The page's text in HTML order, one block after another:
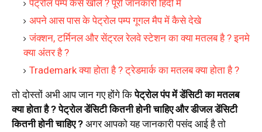
पेट्रोल पम्प कैसे खोले ? पूरी जानकारी हिंदी में
अपने आस पास के पेट्रोल पम्प गूगल मैप में कैसे देखे
जंक्शन, टर्मिनल और सेंट्रल रेलवे स्टेशन का क्या मतलब है ? इनमे
क्या अंतर है ?
Trademark क्या होता है ? ट्रेडमार्क का मतलब क्या होता है ?
तो दोस्तों अभी आप जान गए होंगे किपेट्रोल पंप में डेंसिटी का मतलब
क्या होता है ? पेट्रोल डेंसिटी कितनी होनी चाहिए और डीजल डेंसिटी
कितनी होनी चाहिए ? अगर आपको यह जानकारी पसंद आई है तो